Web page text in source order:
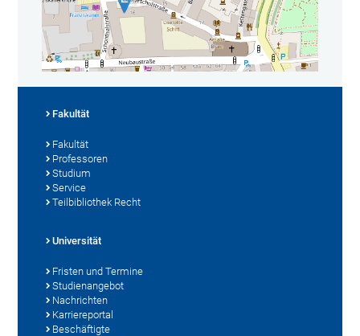
Fakultät
Fakultät
Professoren
Studium
Service
Teilbibliothek Recht
Universität
Fristen und Termine
Studienangebot
Nachrichten
Karriereportal
Beschäftigte